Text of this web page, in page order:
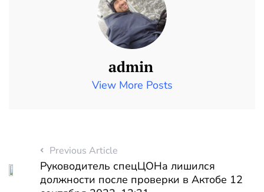
admin
View More Posts
Previous Article
Руководитель спецЦОНа лишился
должности после проверки в Актобе 12